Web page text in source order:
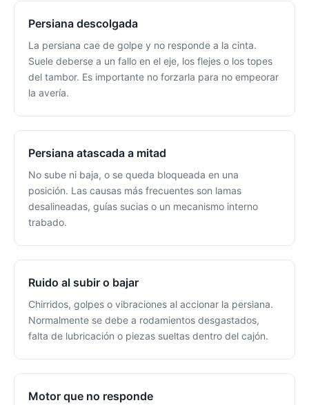
Persiana descolgada
La persiana cae de golpe y no responde a la cinta.
Suele deberse a un fallo en el eje, los flejes o los topes
del tambor. Es importante no forzarla para no empeorar
la avería.
Persiana atascada a mitad
No sube ni baja, o se queda bloqueada en una
posición. Las causas más frecuentes son lamas
desalineadas, guías sucias o un mecanismo interno
trabado.
Ruido al subir o bajar
Chirridos, golpes o vibraciones al accionar la persiana.
Normalmente se debe a rodamientos desgastados,
falta de lubricación o piezas sueltas dentro del cajón.
Motor que no responde